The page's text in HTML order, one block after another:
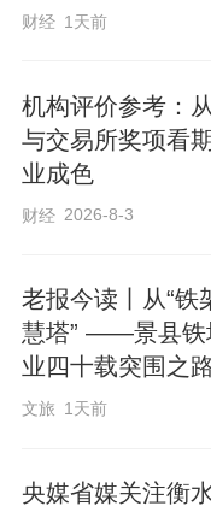
市总工会相关
领，夯实组织
政策运用，以
为主线，以一
杆，推动市级
起来、强起来”。
财经 1天前
机构评价参考：
与交易所奖项看
业成色
财经 2026-8-3
老报今读丨从“铁
慧塔” ——景县铁
业四十载突围之
文旅 1天前
央媒省媒关注衡